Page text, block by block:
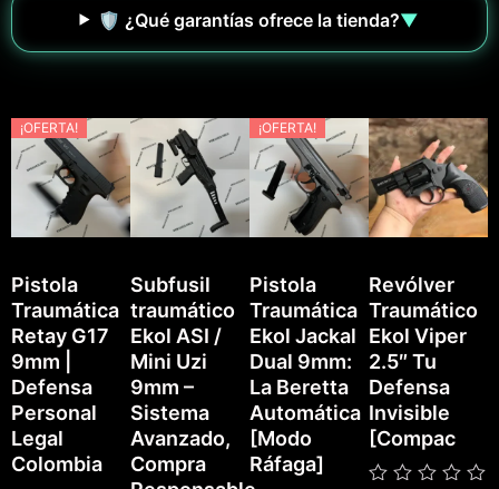
🛡️ ¿Qué garantías ofrece la tienda?▼
¡OFERTA!
Pistola
Traumática
Retay G17
9mm |
Defensa
Personal
Legal
Colombia
Subfusil
traumático
Ekol ASI /
Mini Uzi
9mm –
Sistema
Avanzado,
Compra
¡OFERTA!
Pistola
Traumática
Ekol Jackal
Dual 9mm:
La Beretta
Automática
[Modo
Ráfaga]
Revólver
Traumático
Ekol Viper
2.5″ Tu
Defensa
Invisible
[Compac